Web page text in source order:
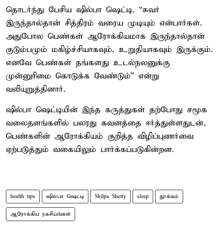
தொடர்ந்து பேசிய ஷில்பா ஷெட்டி, “சுவர்
இருந்தால்தான் சித்திரம் வரைய முடியும் என்பார்கள்.
அதுபோல பெண்கள் ஆரோக்கியமாக இருந்தால்தான்
குடும்பமும் மகிழ்ச்சியாகவும், உறுதியாகவும் இருக்கும்.
எனவே பெண்கள் தங்களது உடல்நலனுக்கு
முன்னுரிமை கொடுக்க வேண்டும்” என்று
வலியுறுத்தினார்.
ஷில்பா ஷெட்டியின் இந்த கருத்துகள் தற்போது சமூக
வலைதளங்களில் பலரது கவனத்தை ஈர்த்துள்ளதுடன்,
பெண்களின் ஆரோக்கியம் குறித்த விழிப்புணர்வை
ஏற்படுத்தும் வகையிலும் பார்க்கப்படுகின்றன.
health tips ஷில்பா ஷெட்டி Shilpa Shetty sleep தூக்கம்
ஆரோக்கிய ரகசியங்கள்